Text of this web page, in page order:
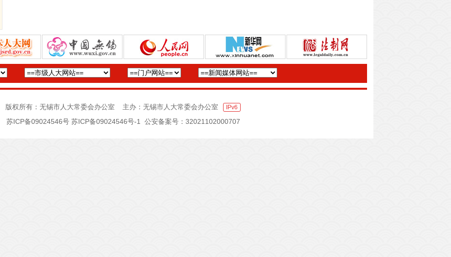
版权所有：无锡市人大常委会办公室 主办：无锡市人大常委会办公室 IPv6
苏ICP备09024546号 苏ICP备09024546号-1 公安备案号：32021102000707